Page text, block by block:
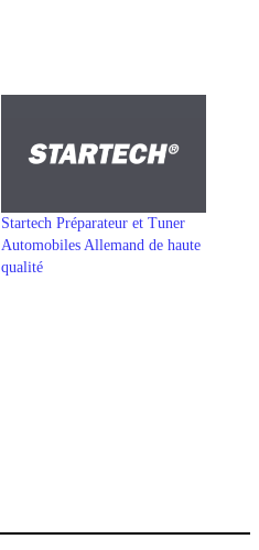
Startech Préparateur et Tuner
Automobiles Allemand de haute
qualité